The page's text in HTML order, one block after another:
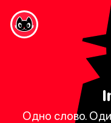
Одно слово.